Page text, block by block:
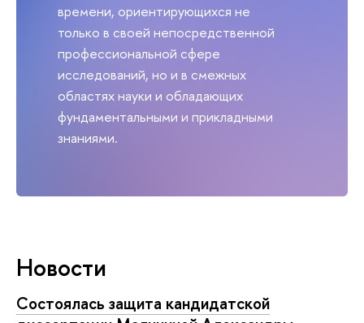
времени, ориентирующихся не
только в своей непосредственной
профессиональной сфере
исследований, но и в смежных
областях науки и обладающих
фундаментальными и прикладными
знаниями.
Новости
Состоялась защита кандидатской